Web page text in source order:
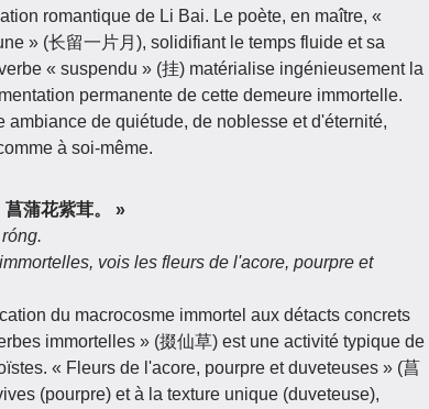
romantique de Li Bai. Le poète, en maître, «
» (长留一片月), solidifiant le temps fluide et sa
« suspendu » (挂) matérialise ingénieusement la
permanente de cette demeure immortelle.
ambiance de quiétude, de noblesse et d'éternité,
à soi-même.
蒲花紫茸。 »
vois les fleurs de l'acore, pourpre et
du macrocosme immortel aux détacts concrets
immortelles » (掇仙草) est une activité typique de
« Fleurs de l'acore, pourpre et duveteuses » (菖
(pourpre) et à la texture unique (duveteuse),